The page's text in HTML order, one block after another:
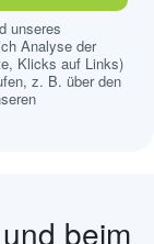
unseres
Analyse der
Klicks auf Links)
z. B. über den
beim